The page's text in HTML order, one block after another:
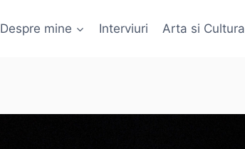
Despre mine Interviuri Arta si Cultura